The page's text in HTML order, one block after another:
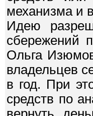
механизма и
Идею
сбережений
Ольга
владельцев
в год. При
средств по